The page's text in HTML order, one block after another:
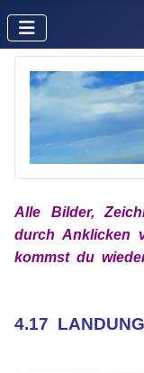
Alle Bilder,
durch Anklicken
kommst du
4.17 LANDUNG